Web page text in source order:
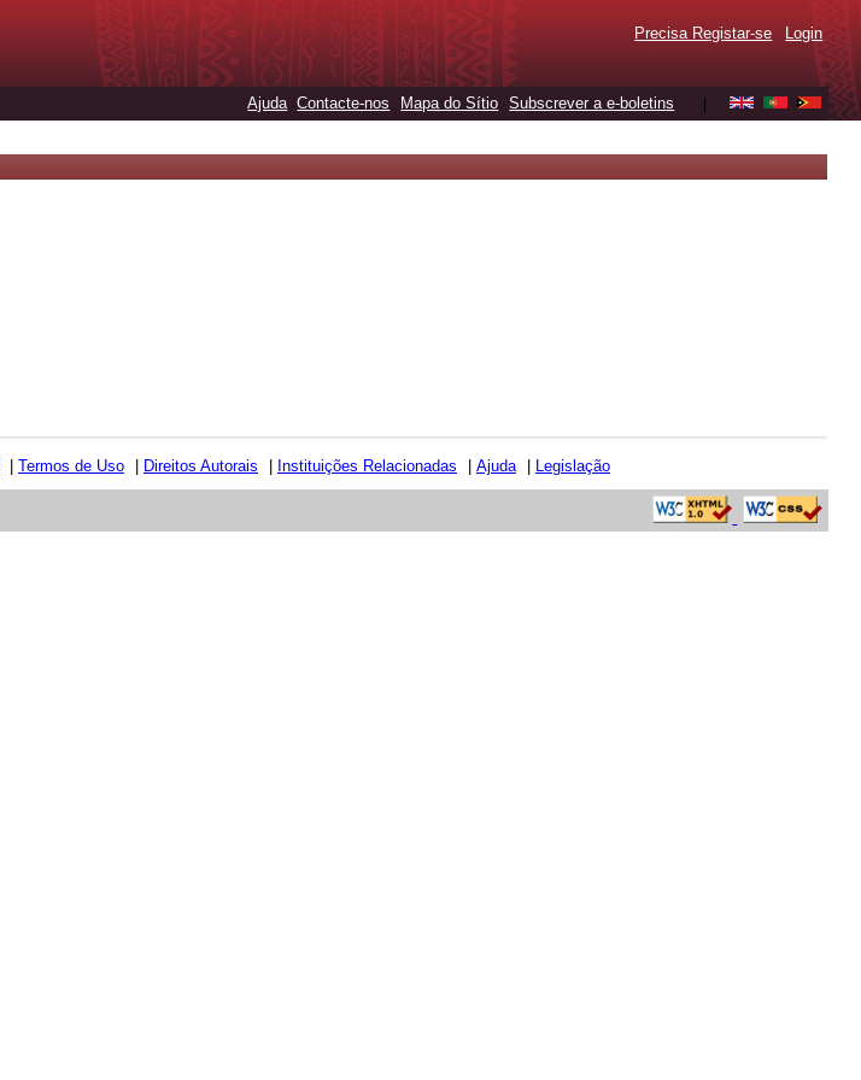
Precisa Registar-se Login
Ajuda Contacte-nos Mapa do Sítio Subscrever a e-boletins
Termos de Uso Direitos Autorais Instituições Relacionadas Ajuda Legislação